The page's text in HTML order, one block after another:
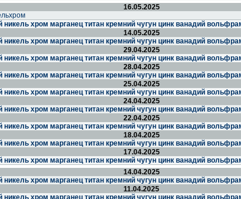
16.05.2025
никель хром марганец титан кремний чугун цинк ванадий
14.05.2025
никель хром марганец титан кремний чугун цинк ванадий
29.04.2025
никель хром марганец титан кремний чугун цинк ванадий
28.04.2025
никель хром марганец титан кремний чугун цинк ванадий
25.04.2025
никель хром марганец титан кремний чугун цинк ванадий
24.04.2025
никель хром марганец титан кремний чугун цинк ванадий
22.04.2025
никель хром марганец титан кремний чугун цинк ванадий
18.04.2025
никель хром марганец титан кремний чугун цинк ванадий
17.04.2025
никель хром марганец титан кремний чугун цинк ванадий
14.04.2025
никель хром марганец титан кремний чугун цинк ванадий
11.04.2025
никель хром марганец титан кремний чугун цинк ванадий